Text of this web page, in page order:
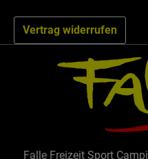
Vertrag widerrufen
Falle Freizeit Sport